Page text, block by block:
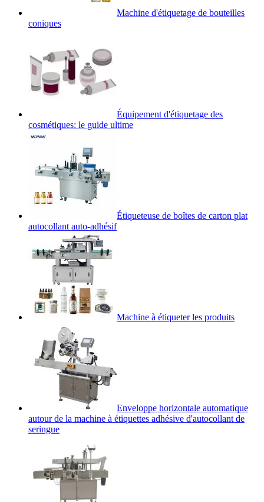
Machine d'étiquetage de bouteilles
coniques
Équipement d'étiquetage des
cosmétiques: le guide ultime
Étiqueteuse de boîtes de carton plat
autocollant auto-adhésif
Machine à étiqueter les produits
Enveloppe horizontale automatique
autour de la machine à étiquettes adhésive d'autocollant de
seringue